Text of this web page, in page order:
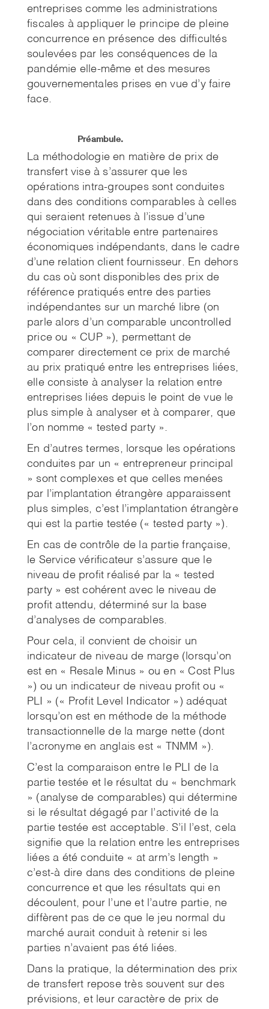
entreprises comme les administrations
fiscales à appliquer le principe de pleine
concurrence en présence des difficultés
soulevées par les conséquences de la
pandémie elle-même et des mesures
gouvernementales prises en vue d’y faire
face.
Préambule.
La méthodologie en matière de prix de
transfert vise à s’assurer que les
opérations intra-groupes sont conduites
dans des conditions comparables à celles
qui seraient retenues à l’issue d’une
négociation véritable entre partenaires
économiques indépendants, dans le cadre
d’une relation client fournisseur. En dehors
du cas où sont disponibles des prix de
référence pratiqués entre des parties
indépendantes sur un marché libre (on
parle alors d’un comparable uncontrolled
price ou « CUP »), permettant de
comparer directement ce prix de marché
au prix pratiqué entre les entreprises liées,
elle consiste à analyser la relation entre
entreprises liées depuis le point de vue le
plus simple à analyser et à comparer, que
l’on nomme « tested party ».
En d’autres termes, lorsque les opérations
conduites par un « entrepreneur principal
» sont complexes et que celles menées
par l’implantation étrangère apparaissent
plus simples, c’est l’implantation étrangère
qui est la partie testée (« tested party »).
En cas de contrôle de la partie française,
le Service vérificateur s’assure que le
niveau de profit réalisé par la « tested
party » est cohérent avec le niveau de
profit attendu, déterminé sur la base
d’analyses de comparables.
Pour cela, il convient de choisir un
indicateur de niveau de marge (lorsqu’on
est en « Resale Minus » ou en « Cost Plus
») ou un indicateur de niveau profit ou «
PLI » (« Profit Level Indicator ») adéquat
lorsqu’on est en méthode de la méthode
transactionnelle de la marge nette (dont
l’acronyme en anglais est « TNMM »).
C’est la comparaison entre le PLI de la
partie testée et le résultat du « benchmark
» (analyse de comparables) qui détermine
si le résultat dégagé par l’activité de la
partie testée est acceptable. S’il l’est, cela
signifie que la relation entre les entreprises
liées a été conduite « at arm’s length »
c’est-à dire dans des conditions de pleine
concurrence et que les résultats qui en
découlent, pour l’une et l’autre partie, ne
diffèrent pas de ce que le jeu normal du
marché aurait conduit à retenir si les
parties n’avaient pas été liées.
Dans la pratique, la détermination des prix
de transfert repose très souvent sur des
prévisions, et leur caractère de prix de